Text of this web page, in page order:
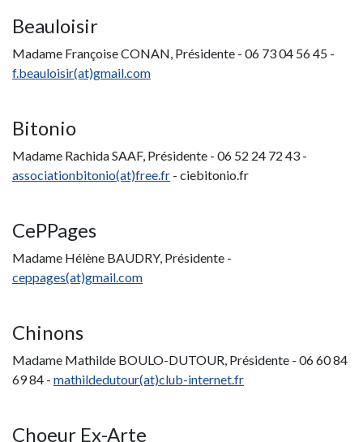
Beauloisir
Madame Françoise CONAN, Présidente - 06 73 04 56 45 -
f.beauloisir(at)gmail.com
Bitonio
Madame Rachida SAAF, Présidente - 06 52 24 72 43 -
associationbitonio(at)free.fr - ciebitonio.fr
CePPages
Madame Hélène BAUDRY, Présidente -
ceppages(at)gmail.com
Chinons
Madame Mathilde BOULO-DUTOUR, Présidente - 06 60 84
69 84 - mathildedutour(at)club-internet.fr
Choeur Ex-Arte